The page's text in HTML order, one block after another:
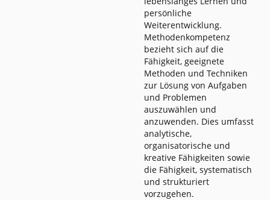
persönliche
Weiterentwicklung.
Methodenkompetenz
bezieht sich auf die
Fähigkeit, geeignete
Methoden und Techniken
zur Lösung von Aufgaben
und Problemen
auszuwählen und
anzuwenden. Dies umfasst
analytische,
organisatorische und
kreative Fähigkeiten sowie
die Fähigkeit, systematisch
und strukturiert
vorzugehen.